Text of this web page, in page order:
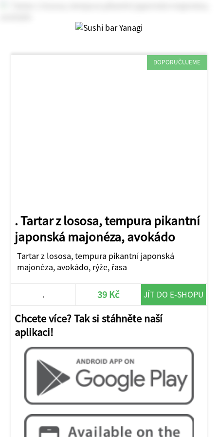
DOPORUČUJEME
. Tartar z lososa, tempura pikantní
japonská majonéza, avokádo
Tartar z lososa, tempura pikantní japonská
majonéza, avokádo, rýže, řasa
. 39 Kč JÍT DO E-SHOPU
Chcete více? Tak si stáhněte naší
aplikaci!